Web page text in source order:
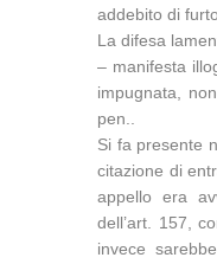
addebito di
La difesa
– manifesta
impugnata,
pen..
Si fa presente
citazione di
appello era
dell’art. 157,
invece